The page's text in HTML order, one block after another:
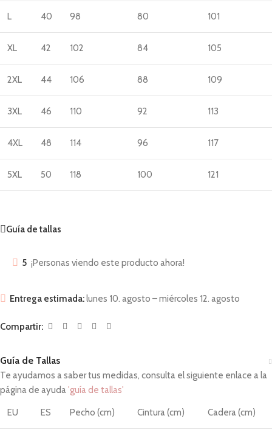
L 40 98 80 101
XL 42 102 84 105
2XL 44 106 88 109
3XL 46 110 92 113
4XL 48 114 96 117
5XL 50 118 100 121
Guía de tallas
5 ¡Personas viendo este producto ahora!
Entrega estimada:lunes 10. agosto – miércoles 12. agosto
Compartir:
Guía de Tallas
Te ayudamos a saber tus medidas, consulta el siguiente enlace a la
página de ayuda'guía de tallas'
EU ES Pecho (cm) Cintura (cm) Cadera (cm)